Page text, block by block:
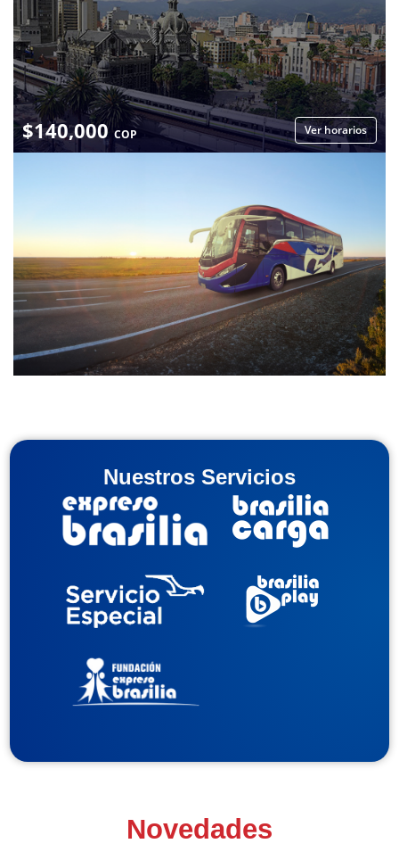
$140,000 COP Ver horarios
Nuestros Servicios
Novedades